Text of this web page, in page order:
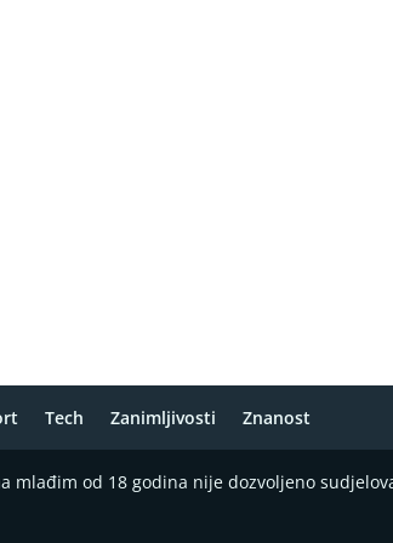
Tech Zanimljivosti Znanost
mlađim od 18 godina nije dozvoljeno